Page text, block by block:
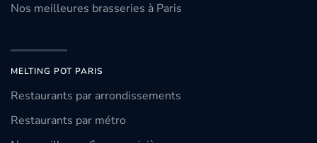
Nos meilleures brasseries à Paris
MELTING POT PARIS
Restaurants par arrondissements
Restaurants par métro